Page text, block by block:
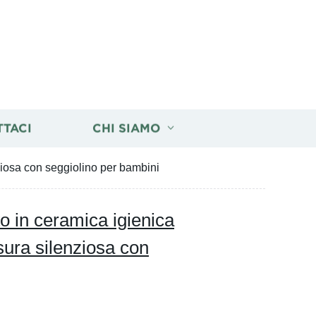
CHI SIAMO
con seggiolino per bambini
in ceramica igienica
silenziosa con